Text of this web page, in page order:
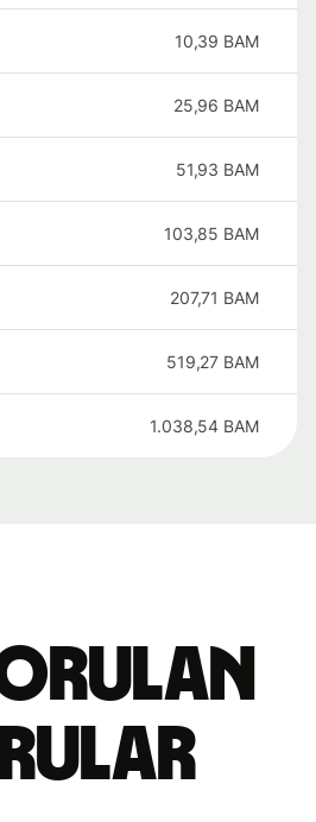
10,39 BAM
25,96 BAM
51,93 BAM
103,85 BAM
207,71 BAM
519,27 BAM
1.038,54 BAM